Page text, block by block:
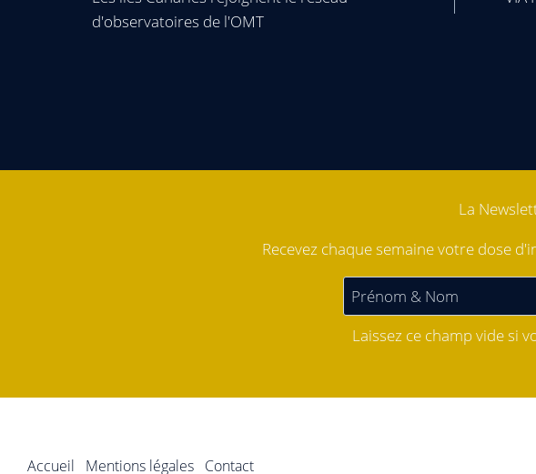
d'observatoires de l'OMT
La
Recevez chaque semaine votre dose
Laissez ce champ vide si
Accueil Mentions légales Contact